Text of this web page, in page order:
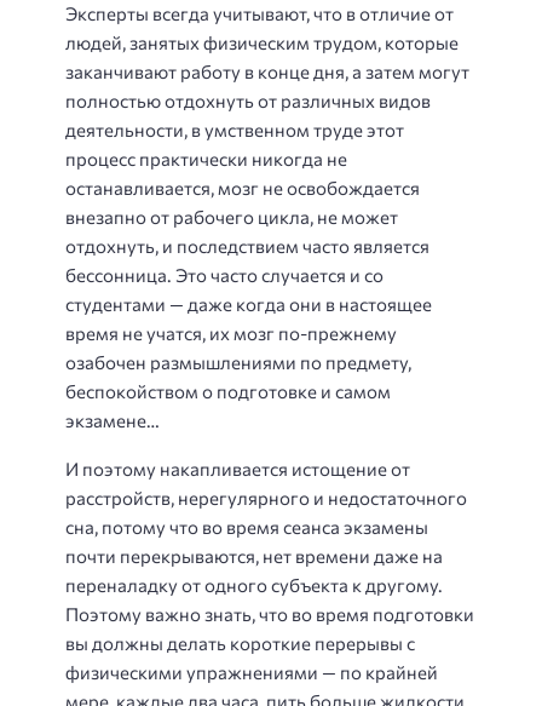
Эксперты всегда учитывают, что в отличие от
людей, занятых физическим трудом, которые
заканчивают работу в конце дня, а затем могут
полностью отдохнуть от различных видов
деятельности, в умственном труде этот
процесс практически никогда не
останавливается, мозг не освобождается
внезапно от рабочего цикла, не может
отдохнуть, и последствием часто является
бессонница. Это часто случается и со
студентами — даже когда они в настоящее
время не учатся, их мозг по-прежнему
озабочен размышлениями по предмету,
беспокойством о подготовке и самом
экзамене…
И поэтому накапливается истощение от
расстройств, нерегулярного и недостаточного
сна, потому что во время сеанса экзамены
почти перекрываются, нет времени даже на
переналадку от одного субъекта к другому.
Поэтому важно знать, что во время подготовки
вы должны делать короткие перерывы с
физическими упражнениями — по крайней
мере, каждые два часа, пить больше жидкости